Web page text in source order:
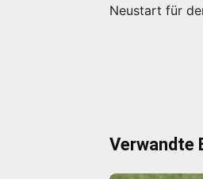
Neustart für
Verwandte